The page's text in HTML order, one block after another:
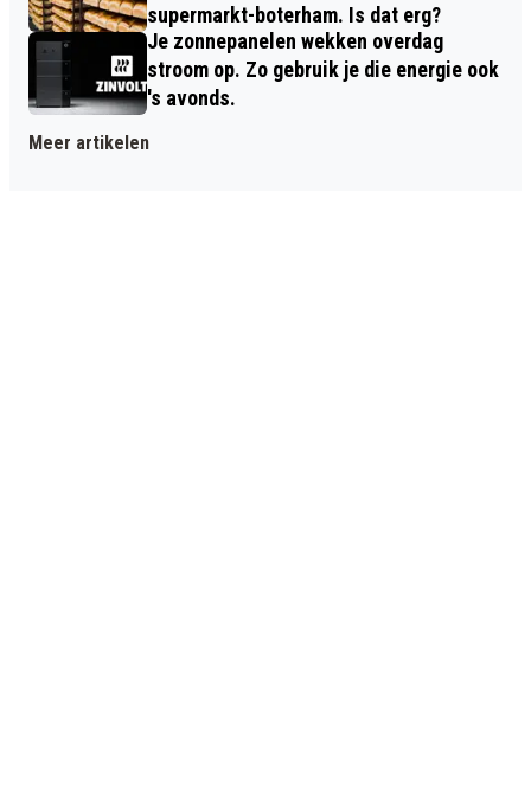
supermarkt-boterham. Is dat erg?
Je zonnepanelen wekken overdag
stroom op. Zo gebruik je die energie ook
's avonds.
Meer artikelen